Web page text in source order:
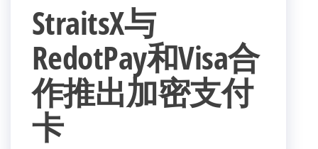
StraitsX与
RedotPay和Visa合
作推出加密支付
卡